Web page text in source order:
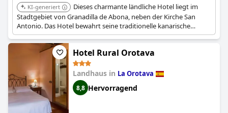
KI-generiert
Dieses charmante ländliche Hotel liegt im
Stadtgebiet von Granadilla de Abona, neben der Kirche San
Antonio. Das Hotel bewahrt seine traditionelle kanarische
Struktur mit exquisiten traditionellen Möbeln und Holzböden
und bietet ein einzigartiges und gemütliches Erlebnis. Es verfügt
auch über einen Garten mit lokalen Pflanzen, einen Außenpool
und ein Museum für kanarische Traditionen.
Hotel Rural Orotava
Landhaus in La Orotava
8,8 Hervorragend